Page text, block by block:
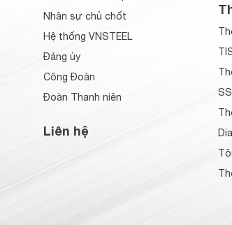
Nhân sự chủ chốt
Hệ thống VNSTEEL
Đảng ủy
Công Đoàn
Đoàn Thanh niên
Liên hệ